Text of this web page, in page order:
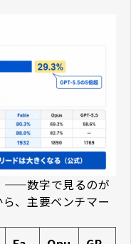
——数字で見るのが
、主要ベンチマー